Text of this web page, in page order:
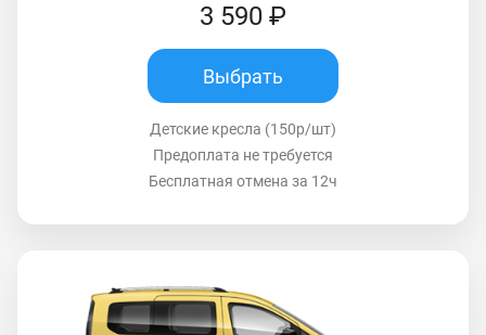
3 590 ₽
Выбрать
Детские кресла (150р/шт)
Предоплата не требуется
Бесплатная отмена за 12ч